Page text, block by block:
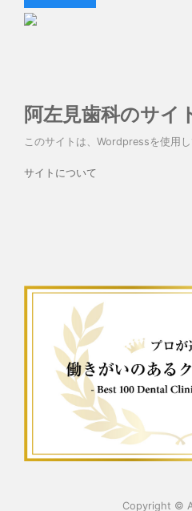
阿左見歯科のサイ
このサイトは、Wordpressを使用し
サイトについて
Copyright ©